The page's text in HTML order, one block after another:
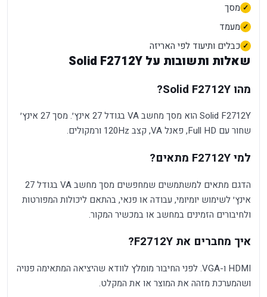
מסך
מעמד
כבלים ותיעוד לפי האריזה
שאלות ותשובות על Solid F2712Y
מהו Solid F2712Y?
Solid F2712Y הוא מסך מחשב VA בגודל 27 אינץ׳. מסך 27 אינץ׳
שחור עם Full HD, פאנל VA, קצב 120Hz ורמקולים.
למי F2712Y מתאים?
הדגם מתאים למשתמשים שמחפשים מסך מחשב VA בגודל 27
אינץ׳ לשימוש יומיומי, עבודה או פנאי, בהתאם ליכולות המפורטות
ולחיבורים הזמינים במחשב או במכשיר המקור.
איך מחברים את F2712Y?
HDMI ו-VGA. לפני החיבור מומלץ לוודא שהיציאה המתאימה פנויה
ושהמערכת מזהה את המוצר או את המקלט.